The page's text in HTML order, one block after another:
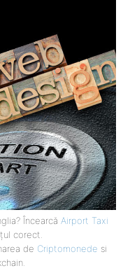
Încearcă Airport Taxi
corect.
de Criptomonede si